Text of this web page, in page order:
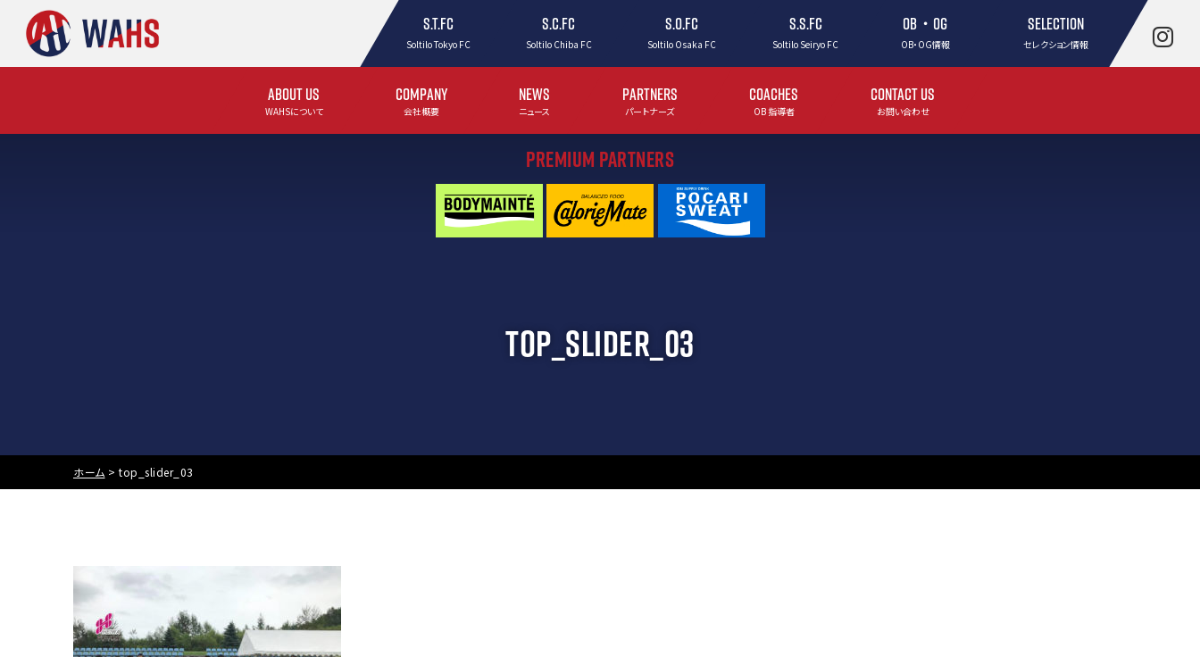
S.T.FC
Soltilo Tokyo FC
S.C.FC
Soltilo Chiba FC
S.O.FC
Soltilo Osaka FC
S.S.FC
Soltilo Seiryo FC
OB・OG
OB・OG情報
SELECTION
セレクション情報
ABOUT US
WAHSについて
COMPANY
会社概要
NEWS
ニュース
PARTNERS
パートナーズ
COACHES
OB 指導者
CONTACT US
お問い合わせ
PREMIUM PARTNERS
TOP_SLIDER_03
ホーム >top_slider_03